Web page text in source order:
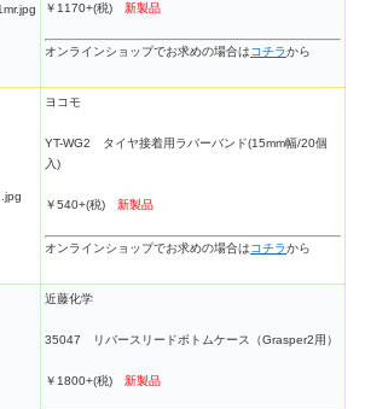
￥1170+(税) 新製品
オンラインショップでお求めの場合はコチラから
ヨコモ
YT-WG2 タイヤ接着用ラバーバンド(15mm幅/20個
入)
￥540+(税) 新製品
オンラインショップでお求めの場合はコチラから
近藤化学
35047 リバースリードボトムケース（Grasper2用）
￥1800+(税) 新製品